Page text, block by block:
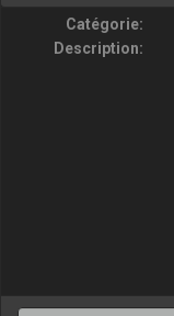
Catégorie:
Description: